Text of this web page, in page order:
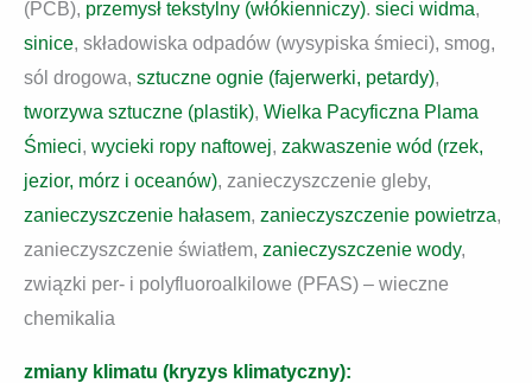
(PCB), przemysł tekstylny (włókienniczy). sieci widma,
sinice, składowiska odpadów (wysypiska śmieci), smog,
sól drogowa, sztuczne ognie (fajerwerki, petardy),
tworzywa sztuczne (plastik), Wielka Pacyficzna Plama
Śmieci, wycieki ropy naftowej, zakwaszenie wód (rzek,
jezior, mórz i oceanów), zanieczyszczenie gleby,
zanieczyszczenie hałasem, zanieczyszczenie powietrza,
zanieczyszczenie światłem, zanieczyszczenie wody,
związki per- i polyfluoroalkilowe (PFAS) – wieczne
chemikalia
zmiany klimatu (kryzys klimatyczny):